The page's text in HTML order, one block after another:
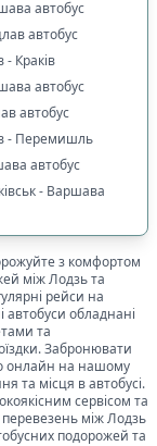
автобус
автобус
- Краків
автобус
автобус
- Перемишль
автобус
- Варшава
з комфортом
міжЛодзьта
рейси на
автобуси обладнані
та
Забронювати
онлайн на нашому
та місця в автобусі.
сервісом та
міжЛодзь
подорожей та